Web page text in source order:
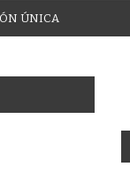
ÓN ÚNICA